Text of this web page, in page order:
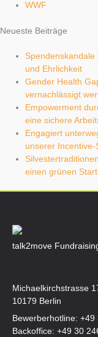
WWF
Neueste Beiträge
und Ehrlichkeit
Gender Health
vernachlässigt
Empowerment
eine sichere
Engagiert
unserer
einen grünen
talk2move
Michaelkirchstrasse
10179 Berlin
Bewerberhotline: +49
Backoffice: +49 30